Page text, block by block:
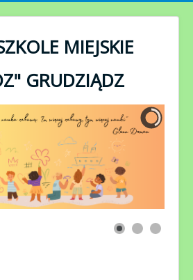
MIEJSKIE
GRUDZIĄDZ